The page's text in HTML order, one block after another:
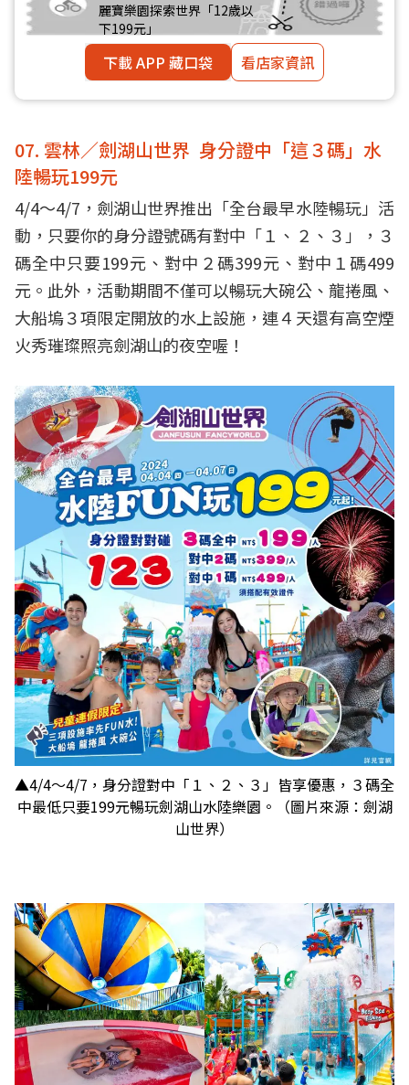
麗寶樂園探索世界「12歲以
下199元」
下載 APP 藏口袋 看店家資訊
07. 雲林／劍湖山世界 身分證中「這３碼」水
陸暢玩199元
4/4～4/7，劍湖山世界推出「全台最早水陸暢玩」活
動，只要你的身分證號碼有對中「１、２、３」，３
碼全中只要199元、對中２碼399元、對中１碼499
元。此外，活動期間不僅可以暢玩大碗公、龍捲風、
大船塢３項限定開放的水上設施，連４天還有高空煙
火秀璀璨照亮劍湖山的夜空喔！
▲4/4～4/7，身分證對中「１、２、３」皆享優惠，３碼全
中最低只要199元暢玩劍湖山水陸樂園。（圖片來源：劍湖
山世界）